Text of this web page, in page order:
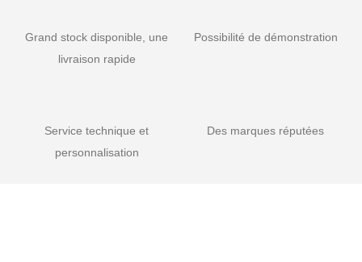
Grand stock disponible, une
livraison rapide
Possibilité de démonstration
Service technique et
personnalisation
Des marques réputées